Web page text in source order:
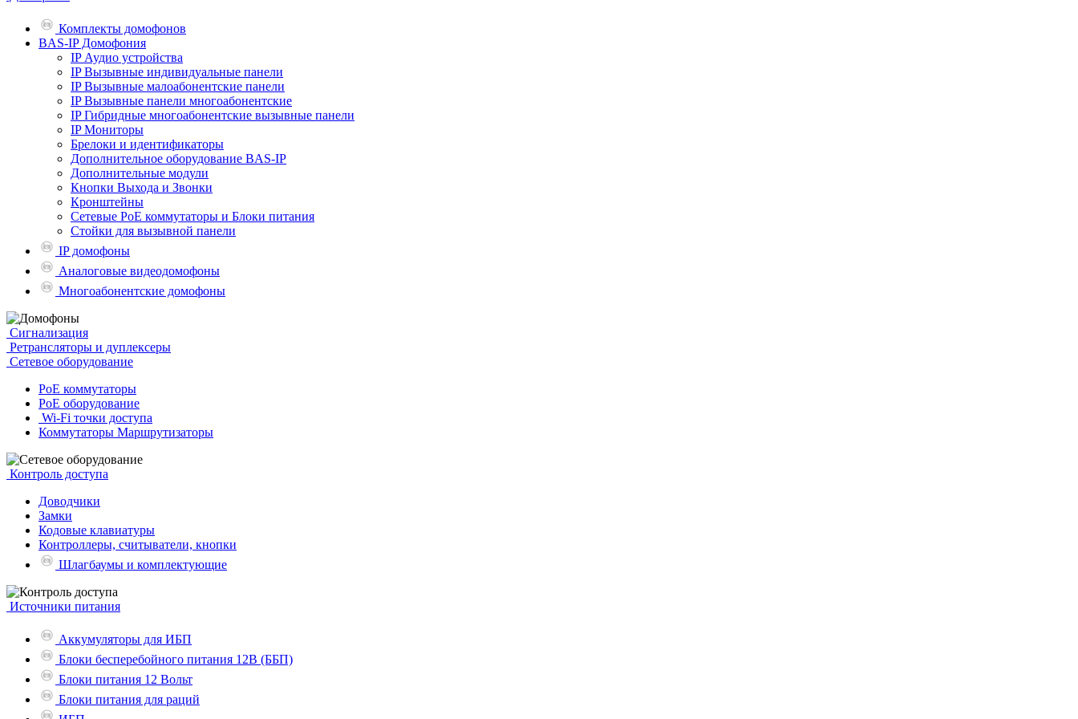
Комплекты домофонов
BAS-IP Домофония
IP Аудио устройства
IP Вызывные индивидуальные панели
IP Вызывные малоабонентские панели
IP Вызывные панели многоабонентские
IP Гибридные многоабонентские вызывные панели
IP Мониторы
Брелоки и идентификаторы
Дополнительное оборудование BAS-IP
Дополнительные модули
Кнопки Выхода и Звонки
Кронштейны
Сетевые PoE коммутаторы и Блоки питания
Стойки для вызывной панели
IP домофоны
Аналоговые видеодомофоны
Многоабонентские домофоны
Сигнализация
Ретрансляторы и дуплексеры
Сетевое оборудование
PoE коммутаторы
PoE оборудование
Wi-Fi точки доступа
Коммутаторы Маршрутизаторы
Контроль доступа
Доводчики
Замки
Кодовые клавиатуры
Контроллеры, считыватели, кнопки
Шлагбаумы и комплектующие
Источники питания
Аккумуляторы для ИБП
Блоки бесперебойного питания 12В (ББП)
Блоки питания 12 Вольт
Блоки питания для раций